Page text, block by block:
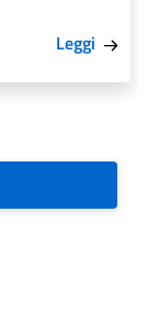
Leggi